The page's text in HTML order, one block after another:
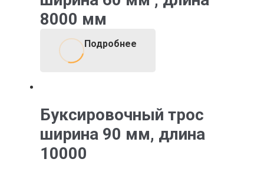
8000 мм
Подробнее
Буксировочный трос
ширина 90 мм, длина
10000